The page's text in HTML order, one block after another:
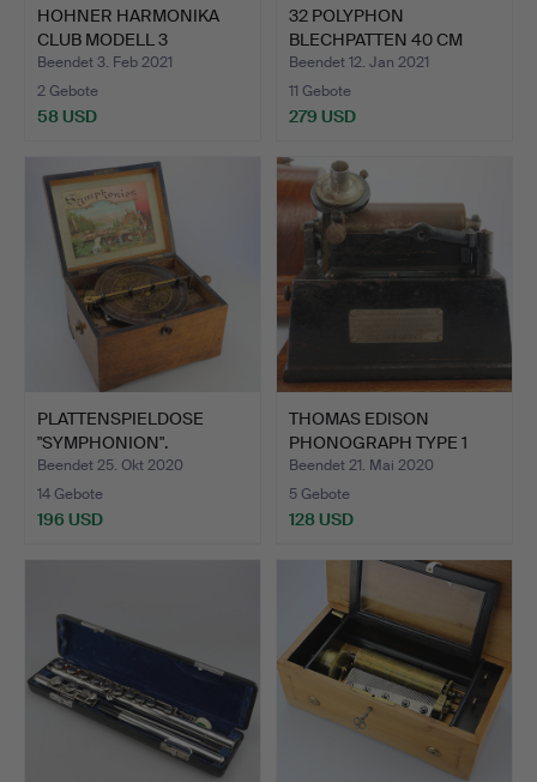
HOHNER HARMONIKA
CLUB MODELL 3
DEUTSCHLAND.
Beendet 3. Feb 2021
2 Gebote
58 USD
32 POLYPHON
BLECHPATTEN 40 CM
DURCHMESSER.
Beendet 12. Jan 2021
11 Gebote
279 USD
PLATTENSPIELDOSE
"SYMPHONION".
Beendet 25. Okt 2020
14 Gebote
196 USD
THOMAS EDISON
PHONOGRAPH TYPE 1
GEM.
Beendet 21. Mai 2020
5 Gebote
128 USD